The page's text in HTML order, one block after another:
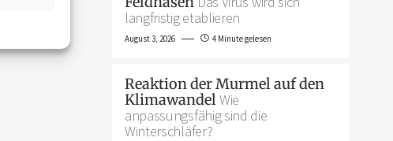
langfristig etablieren
August 3, 2026 4 Minute gelesen
Reaktion der Murmel auf den
KlimawandelWie
anpassungsfähig sind die
Winterschläfer?